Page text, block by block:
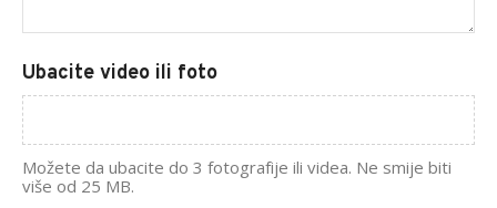
Ubacite video ili foto
Možete da ubacite do 3 fotografije ili videa. Ne smije biti
više od 25 MB.